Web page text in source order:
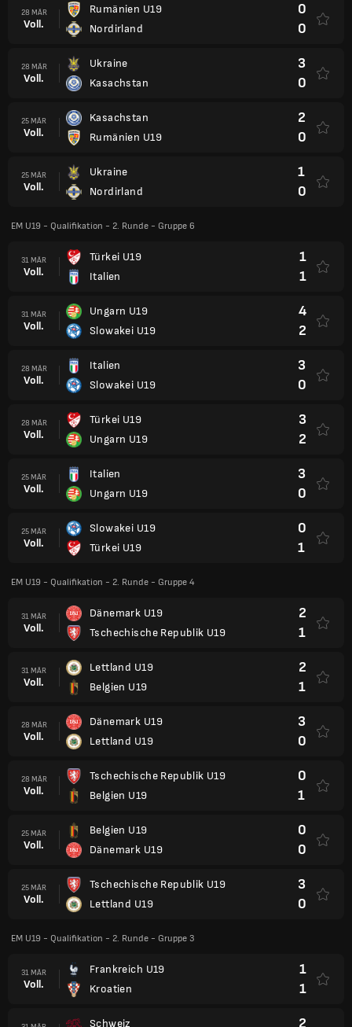
28 MÄR
Voll.
Rumänien U19
Nordirland
0
0
28 MÄR
Voll.
Ukraine
Kasachstan
3
0
25 MÄR
Voll.
Kasachstan
Rumänien U19
2
0
25 MÄR
Voll.
Ukraine
Nordirland
1
0
EM U19 - Qualifikation - 2. Runde - Gruppe 6
31 MÄR
Voll.
Türkei U19
Italien
1
1
31 MÄR
Voll.
Ungarn U19
Slowakei U19
4
2
28 MÄR
Voll.
Italien
Slowakei U19
3
0
28 MÄR
Voll.
Türkei U19
Ungarn U19
3
2
25 MÄR
Voll.
Italien
Ungarn U19
3
0
25 MÄR
Voll.
Slowakei U19
Türkei U19
0
1
EM U19 - Qualifikation - 2. Runde - Gruppe 4
31 MÄR
Voll.
Dänemark U19
Tschechische Republik U19
2
1
31 MÄR
Voll.
Lettland U19
Belgien U19
2
1
28 MÄR
Voll.
Dänemark U19
Lettland U19
3
0
28 MÄR
Voll.
Tschechische Republik U19
Belgien U19
0
1
25 MÄR
Voll.
Belgien U19
Dänemark U19
0
0
25 MÄR
Voll.
Tschechische Republik U19
Lettland U19
3
0
EM U19 - Qualifikation - 2. Runde - Gruppe 3
31 MÄR
Voll.
Frankreich U19
Kroatien
1
1
Schweiz 2